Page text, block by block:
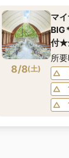
8/8(土)
マ
付★
食付
所